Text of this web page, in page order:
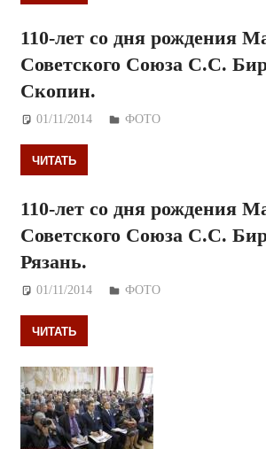
110-лет со дня рождения
Советского Союза С.С.
Скопин.
01/11/2014 Дежурный по Редакции
ФОТО
ЧИТАТЬ
110-лет со дня рождения
Советского Союза С.С.
Рязань.
01/11/2014 Дежурный по Редакции
ФОТО
ЧИТАТЬ